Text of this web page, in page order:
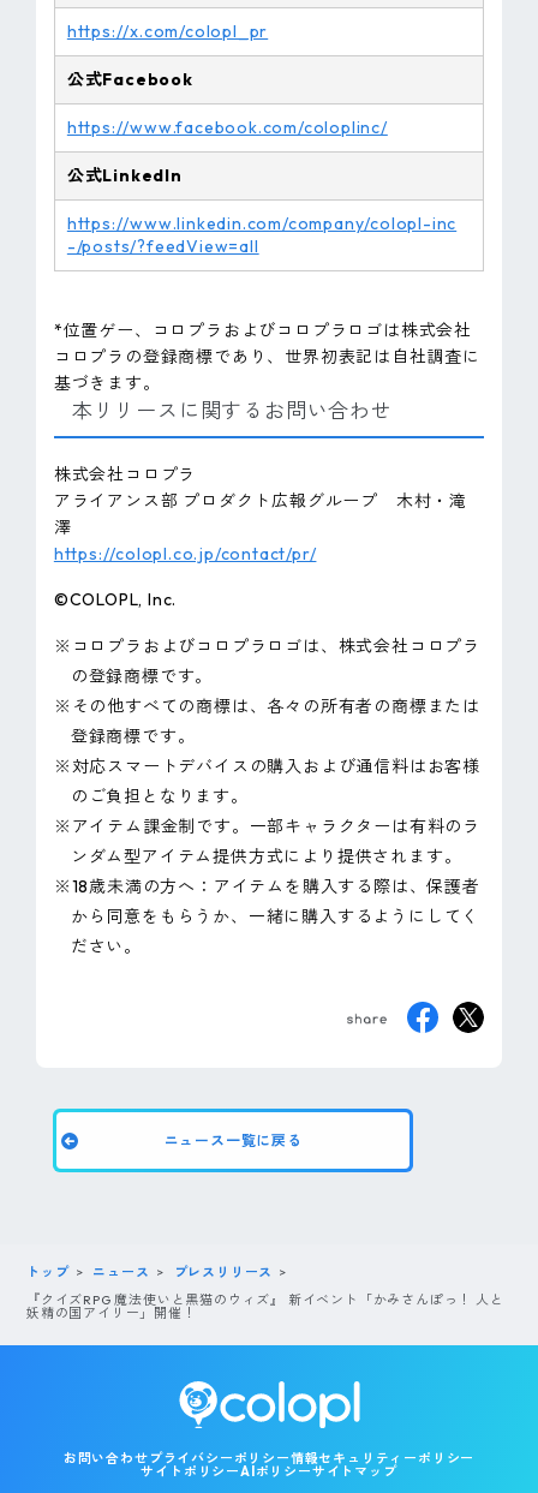
https://x.com/colopl_pr
公式Facebook
https://www.facebook.com/coloplinc/
公式LinkedIn
https://www.linkedin.com/company/colopl-inc
-/posts/?feedView=all
*位置ゲー、コロプラおよびコロプラロゴは株式会社
コロプラの登録商標であり、世界初表記は自社調査に
基づきます。
本リリースに関するお問い合わせ
株式会社コロプラ
アライアンス部 プロダクト広報グループ 木村・滝
澤
https://colopl.co.jp/contact/pr/
©COLOPL, Inc.
※コロプラおよびコロプラロゴは、株式会社コロプラ
の登録商標です。
※その他すべての商標は、各々の所有者の商標または
登録商標です。
※対応スマートデバイスの購入および通信料はお客様
のご負担となります。
※アイテム課金制です。一部キャラクターは有料のラ
ンダム型アイテム提供方式により提供されます。
※18歳未満の方へ：アイテムを購入する際は、保護者
から同意をもらうか、一緒に購入するようにしてく
ださい。
ニュース一覧に戻る
トップ ニュース
プレスリリース
『クイズRPG 魔法使いと黒猫のウィズ』 新イベント「かみさんぽっ！ 人と
妖精の国アイリー」開催！
お問い合わせ プライバシーポリシー情報セキュリティーポリシー
サイトポリシーAIポリシーサイトマップ